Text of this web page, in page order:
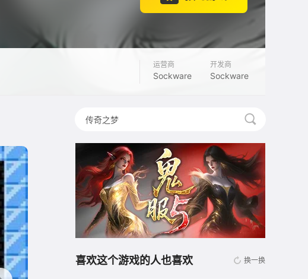
运营商
Sockware
开发商
Sockware
喜欢这个游戏的人也喜欢 换一换